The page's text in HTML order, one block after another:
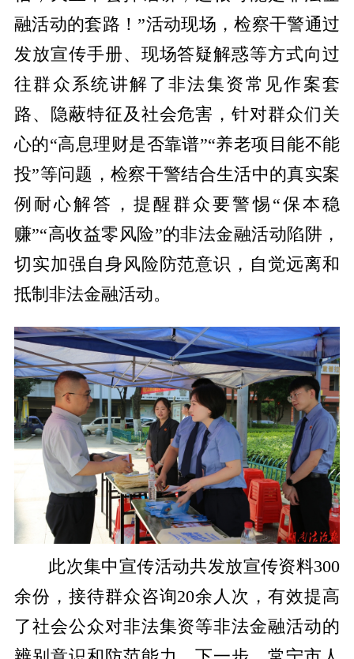
融活动的套路！”活动现场，检察干警通过
发放宣传手册、现场答疑解惑等方式向过
往群众系统讲解了非法集资常见作案套
路、隐蔽特征及社会危害，针对群众们关
心的“高息理财是否靠谱”“养老项目能不能
投”等问题，检察干警结合生活中的真实案
例耐心解答，提醒群众要警惕“保本稳
赚”“高收益零风险”的非法金融活动陷阱，
切实加强自身风险防范意识，自觉远离和
抵制非法金融活动。
​此次集中宣传活动共发放宣传资料300
余份，接待群众咨询20余人次，有效提高
了社会公众对非法集资等非法金融活动的